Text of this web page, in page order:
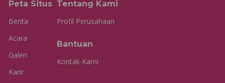
Peta Situs
Berita
Acara
Galeri
Karir
Tentang Kami
Profil Perusahaan
Bantuan
Kontak Kami